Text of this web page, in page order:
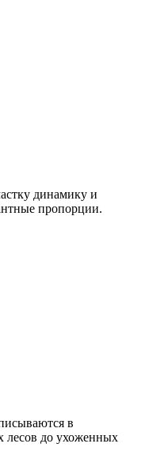
динамику и
пропорции.
в
лесов до ухоженных